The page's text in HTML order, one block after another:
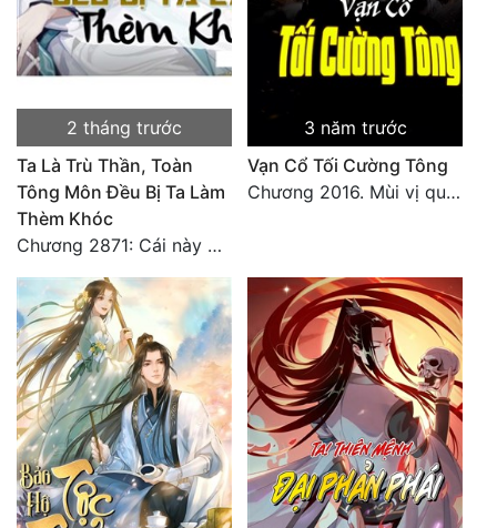
Tu Chân
Tu Tiên
Tội Phạm
Vô Địch
Võ Hiệp
Võng Du
Xuyên Không
Xuyên Nhanh
Xuyên Sách
Xuyên Thư
Điền Văn
Đô Thị
2 tháng trước
Ta Là Trù Thần, Toàn
Tông Môn Đều Bị Ta Làm
Thèm Khóc
Chương 2871: Cái này đánh nhẹ nhõm a
3 năm trước
Vạn Cổ Tối Cường Tông
Chương 2016. Mùi vị quen thuộc